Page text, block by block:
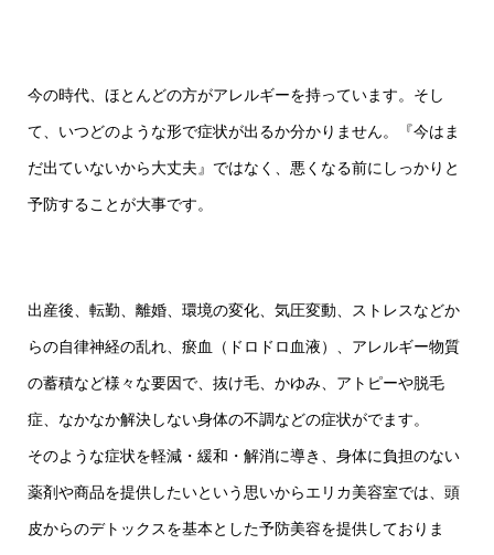
今の時代、 ほとんどの方がアレルギーを持っています。そし
て、いつどのような形で症状が出るか分かりません。 『今はま
だ出ていないから大丈夫』ではなく、悪くなる前にしっかりと
予防することが大事です。
出産後、転勤、離婚、環境の変化、気圧変動、ストレスなどか
らの自律神経の乱れ、瘀血（ドロドロ血液）、アレルギー物質
の蓄積など様々な要因で、抜け毛、かゆみ、アトピーや脱毛
症、なかなか解決しない身体の不調などの症状がでます。
そのような症状を軽減・緩和・解消に導き、身体に負担のない
薬剤や商品を提供したいという思いからエリカ美容室では、頭
皮からのデトックスを基本とした予防美容を提供しておりま